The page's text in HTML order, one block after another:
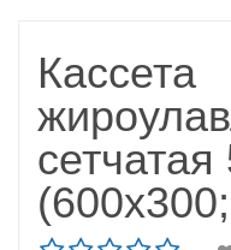
Кассета